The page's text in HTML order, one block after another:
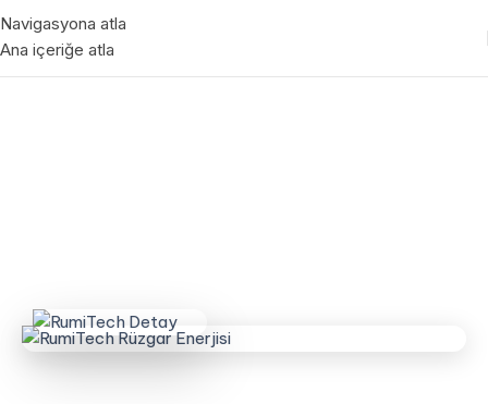
Navigasyona atla
Ana içeriğe atla